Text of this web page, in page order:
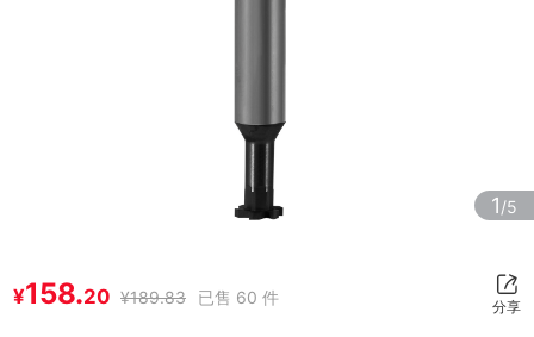
1/5
¥158.20 ¥189.83 已售 60 件 分享